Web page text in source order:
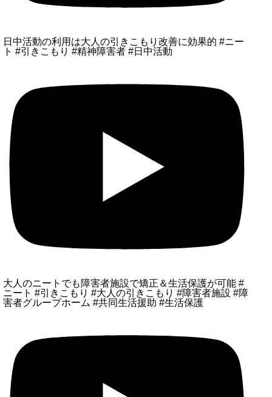
日中活動の利用は大人の引きこもり改善に効果的 #ニー
ト #引きこもり #精神障害者 #日中活動
大人のニートでも障害者施設で矯正＆生活保護が可能 #
ニート #引きこもり #大人の引きこもり #障害者施設 #障
害者グループホーム #共同生活援助 #生活保護